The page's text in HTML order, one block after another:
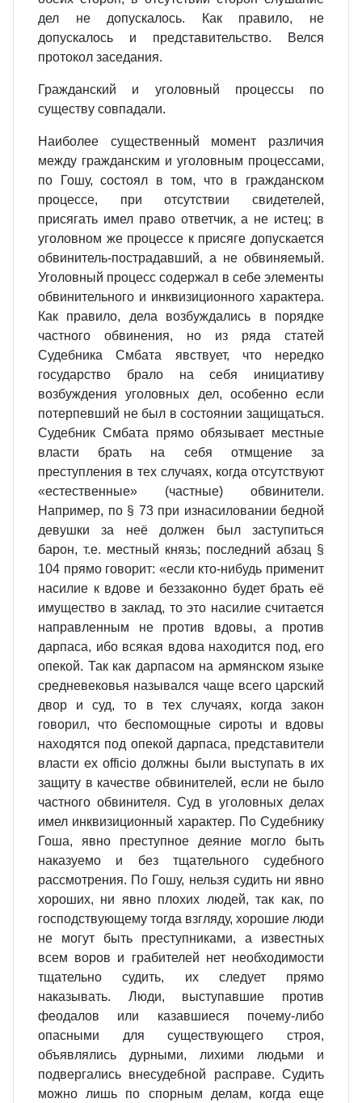
дел не допускалось. Как правило, не
допускалось и представительство. Велся
протокол заседания.
Гражданский и уголовный процессы по
существу совпадали.
Наиболее существенный момент различия
между гражданским и уголовным процессами,
по Гошу, состоял в том, что в гражданском
процессе, при отсутствии свидетелей,
присягать имел право ответчик, а не истец; в
уголовном же процессе к присяге допускается
обвинитель‑пострадавший, а не обвиняемый.
Уголовный процесс содержал в себе элементы
обвинительного и инквизиционного характера.
Как правило, дела возбуждались в порядке
частного обвинения, но из ряда статей
Судебника Смбата явствует, что нередко
государство брало на себя инициативу
возбуждения уголовных дел, особенно если
потерпевший не был в состоянии защищаться.
Судебник Смбата прямо обязывает местные
власти брать на себя отмщение за
преступления в тех случаях, когда отсутствуют
«естественные» (частные) обвинители.
Например, по § 73 при изнасиловании бедной
девушки за неё должен был заступиться
барон, т.е. местный князь; последний абзац §
104 прямо говорит: «если кто‑нибудь применит
насилие к вдове и беззаконно будет брать её
имущество в заклад, то это насилие считается
направленным не против вдовы, а против
дарпаса, ибо всякая вдова находится под, его
опекой. Так как дарпасом на армянском языке
средневековья назывался чаще всего царский
двор и суд, то в тех случаях, когда закон
говорил, что беспомощные сироты и вдовы
находятся под опекой дарпаса, представители
власти ex officio должны были выступать в их
защиту в качестве обвинителей, если не было
частного обвинителя. Суд в уголовных делах
имел инквизиционный характер. По Судебнику
Гоша, явно преступное деяние могло быть
наказуемо и без тщательного судебного
рассмотрения. По Гошу, нельзя судить ни явно
хороших, ни явно плохих людей, так как, по
господствующему тогда взгляду, хорошие люди
не могут быть преступниками, а известных
всем воров и грабителей нет необходимости
тщательно судить, их следует прямо
наказывать. Люди, выступавшие против
феодалов или казавшиеся почему‑либо
опасными для существующего строя,
объявлялись дурными, лихими людьми и
подвергались внесудебной расправе. Судить
можно лишь по спорным делам, когда еще